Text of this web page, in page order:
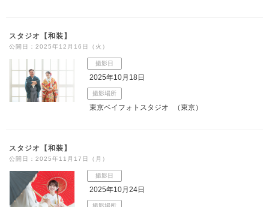
スタジオ【和装】
公開日：2025年12月16日（火）
撮影日
2025年10月18日
撮影場所
東京ベイフォトスタジオ （東京）
スタジオ【和装】
公開日：2025年11月17日（月）
撮影日
2025年10月24日
撮影場所